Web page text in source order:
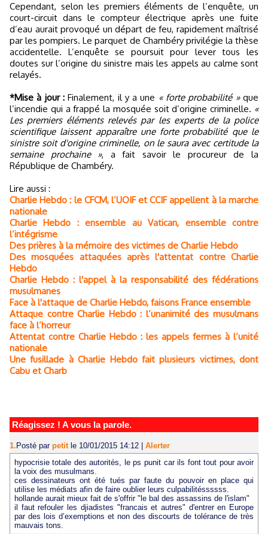
Cependant, selon les premiers éléments de l’enquête, un
court-circuit dans le compteur électrique après une fuite
d’eau aurait provoqué un départ de feu, rapidement maîtrisé
par les pompiers. Le parquet de Chambéry privilégie la thèse
accidentelle. L’enquête se poursuit pour lever tous les
doutes sur l’origine du sinistre mais les appels au calme sont
relayés.
*Mise à jour :Finalement, il y a une « forte probabilité »que
l’incendie qui a frappé la mosquée soit d’origine criminelle. «
Les premiers éléments relevés par les experts de la police
scientifique laissent apparaître une forte probabilité que le
sinistre soit d'origine criminelle, on le saura avec certitude la
semaine prochaine », a fait savoir le procureur de la
République de Chambéry.
Lire aussi :
Charlie Hebdo : le CFCM, l’UOIF et CCIF appellent à la marche
nationale
Charlie Hebdo : ensemble au Vatican, ensemble contre
l’intégrisme
Des prières à la mémoire des victimes de Charlie Hebdo
Des mosquées attaquées après l'attentat contre Charlie
Hebdo
Charlie Hebdo : l'appel à la responsabilité des fédérations
musulmanes
Face à l'attaque de Charlie Hebdo, faisons France ensemble
Attaque contre Charlie Hebdo : l’unanimité des musulmans
face à l’horreur
Attentat contre Charlie Hebdo : les appels fermes à l’unité
nationale
Une fusillade à Charlie Hebdo fait plusieurs victimes, dont
Cabu et Charb
Réagissez ! A vous la parole.
1. Posté par petit le 10/01/2015 14:12
Alerter
hypocrisie totale des autorités, le ps punit car ils font tout pour avoir
la voix des musulmans.
ces dessinateurs ont été tués par faute du pouvoir en place qui
utilise les médiats afin de faire oublier leurs culpabilitéssssss.
hollande aurait mieux fait de s'offrir "le bal des assassins de l'islam"
il faut refouler les djiadistes "francais et autres" d'entrer en Europe
par des lois d’exemptions et non des discourts de tolérance de très
mauvais tons.